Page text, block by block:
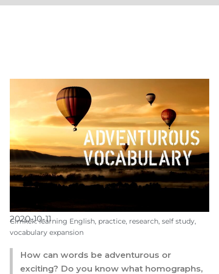
2020-10-11
Cimkék: learning English, practice, research, self study,
vocabulary expansion
How can words be adventurous or
exciting? Do you know what homographs,